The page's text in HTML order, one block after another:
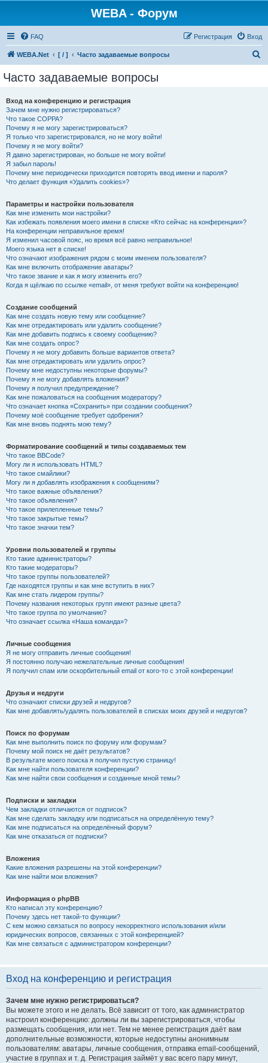
WEBA - Форум
FAQ Вход
Регистрация
WEBA.Net [ / ] Часто задаваемые вопросы
Часто задаваемые вопросы
Вход на конференцию и регистрация
Зачем мне нужно регистрироваться?
Что такое COPPA?
Почему я не могу зарегистрироваться?
Я только что зарегистрировался, но не могу войти!
Почему я не могу войти?
Я давно зарегистрирован, но больше не могу войти!
Я забыл пароль!
Почему мне периодически приходится повторять ввод имени и пароля?
Что делает функция «Удалить cookies»?
Параметры и настройки пользователя
Как мне изменить мои настройки?
Как избежать появления моего имени в списке «Кто сейчас на конференции»?
На конференции неправильное время!
Я изменил часовой пояс, но время всё равно неправильное!
Моего языка нет в списке!
Что означают изображения рядом с моим именем пользователя?
Как мне включить отображение аватары?
Что такое звание и как я могу изменить его?
Когда я щёлкаю по ссылке «email», от меня требуют войти на конференцию!
Создание сообщений
Как мне создать новую тему или сообщение?
Как мне отредактировать или удалить сообщение?
Как мне добавить подпись к своему сообщению?
Как мне создать опрос?
Почему я не могу добавить больше вариантов ответа?
Как мне отредактировать или удалить опрос?
Почему мне недоступны некоторые форумы?
Почему я не могу добавлять вложения?
Почему я получил предупреждение?
Как мне пожаловаться на сообщения модератору?
Что означает кнопка «Сохранить» при создании сообщения?
Почему моё сообщение требует одобрения?
Как мне вновь поднять мою тему?
Форматирование сообщений и типы создаваемых тем
Что такое BBCode?
Могу ли я использовать HTML?
Что такое смайлики?
Могу ли я добавлять изображения к сообщениям?
Что такое важные объявления?
Что такое объявления?
Что такое прилепленные темы?
Что такое закрытые темы?
Что такое значки тем?
Уровни пользователей и группы
Кто такие администраторы?
Кто такие модераторы?
Что такое группы пользователей?
Где находятся группы и как мне вступить в них?
Как мне стать лидером группы?
Почему названия некоторых групп имеют разные цвета?
Что такое группа по умолчанию?
Что означает ссылка «Наша команда»?
Личные сообщения
Я не могу отправить личные сообщения!
Я постоянно получаю нежелательные личные сообщения!
Я получил спам или оскорбительный email от кого-то с этой конференции!
Друзья и недруги
Что означают списки друзей и недругов?
Как мне добавлять/удалять пользователей в списках моих друзей и недругов?
Поиск по форумам
Как мне выполнить поиск по форуму или форумам?
Почему мой поиск не даёт результатов?
В результате моего поиска я получил пустую страницу!
Как мне найти пользователя конференции?
Как мне найти свои сообщения и созданные мной темы?
Подписки и закладки
Чем закладки отличаются от подписок?
Как мне сделать закладку или подписаться на определённую тему?
Как мне подписаться на определённый форум?
Как мне отказаться от подписки?
Вложения
Какие вложения разрешены на этой конференции?
Как мне найти мои вложения?
Информация о phpBB
Кто написал эту конференцию?
Почему здесь нет такой-то функции?
С кем можно связаться по вопросу некорректного использования и/или
юридических вопросов, связанных с этой конференцией?
Как мне связаться с администратором конференции?
Вход на конференцию и регистрация
Зачем мне нужно регистрироваться?
Вы можете этого и не делать. Всё зависит от того, как администратор
настроил конференцию: должны ли вы зарегистрироваться, чтобы
размещать сообщения, или нет. Тем не менее регистрация даёт вам
дополнительные возможности, которые недоступны анонимным
пользователям: аватары, личные сообщения, отправка email-сообщений,
участие в группах и т. д. Регистрация займёт у вас всего пару минут,